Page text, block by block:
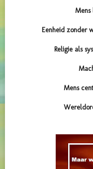
Mens
Eenheid zonder
Religie als
Mens